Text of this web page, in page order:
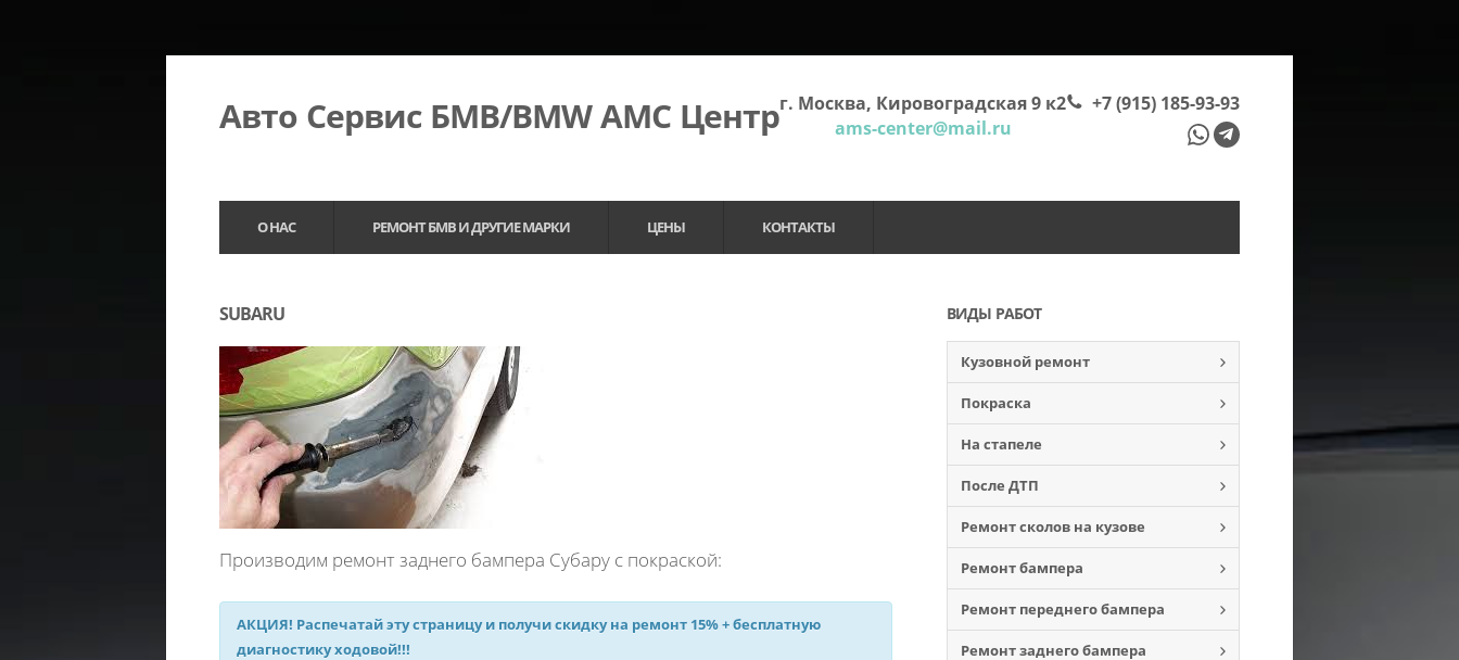
Авто Сервис БМВ/BMW АМС Центр +7 (915) 185-93-93
г. Москва, Кировоградская 9 к2
ams-center@mail.ru
О НАС РЕМОНТ БМВ И ДРУГИЕ МАРКИ ЦЕНЫ КОНТАКТЫ
SUBARU
Производим ремонт заднего бампера Субару с покраской:
АКЦИЯ! Распечатай эту страницу и получискидку на ремонт 15%+ бесплатную
диагностику ходовой!!!
ВИДЫ РАБОТ
Кузовной ремонт
Покраска
На стапеле
После ДТП
Ремонт сколов на кузове
Ремонт бампера
Ремонт переднего бампера
Ремонт заднего бампера